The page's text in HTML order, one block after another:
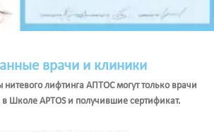
врачи и клиники
лифтинга АПТОС могут только врачи
Школе APTOS и получившие сертификат.